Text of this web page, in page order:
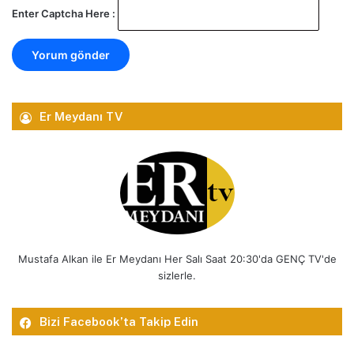
Enter Captcha Here :
Er Meydanı TV
Mustafa Alkan ile Er Meydanı Her Salı Saat 20:30'da GENÇ TV'de
sizlerle.
Bizi Facebook’ta Takip Edin